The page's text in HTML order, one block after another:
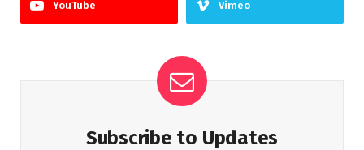
YouTube Vimeo
Subscribe to Updates